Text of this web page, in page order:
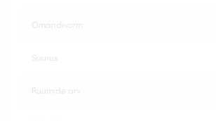
omandivorm
suurus
ruumide arv